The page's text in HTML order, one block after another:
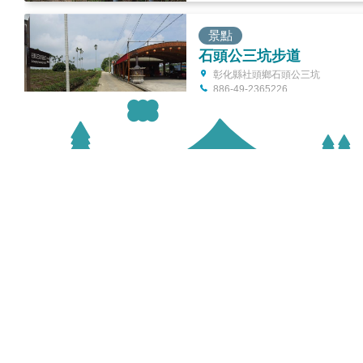
景點
石頭公三坑步道
彰化縣社頭鄉石頭公三坑
886-49-2365226